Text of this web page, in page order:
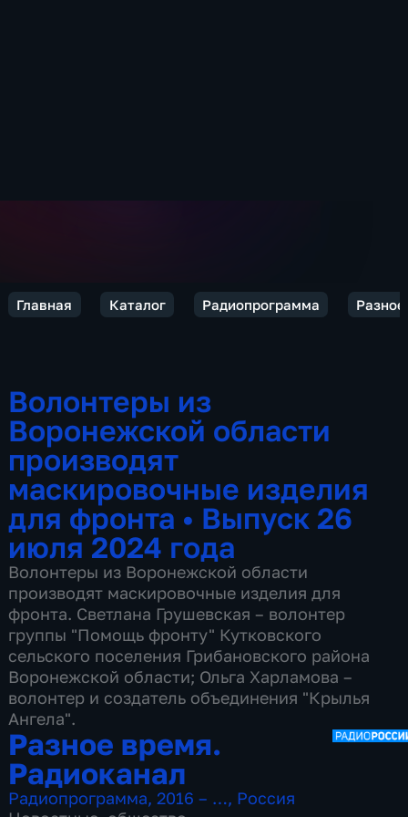
Главная Каталог Радиопрограмма
Волонтеры из
Воронежской области
производят
маскировочные изделия
для фронта • Выпуск 26
июля 2024 года
Волонтеры из Воронежской области
производят маскировочные изделия для
фронта. Светлана Грушевская – волонтер
группы "Помощь фронту" Кутковского
сельского поселения Грибановского района
Воронежской области; Ольга Харламова –
волонтер и создатель объединения "Крылья
Ангела".
Разное время.
Радиоканал
Радиопрограмма,2016 – …, Россия